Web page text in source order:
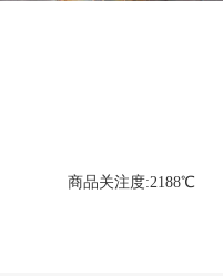
商品关注度:2188℃